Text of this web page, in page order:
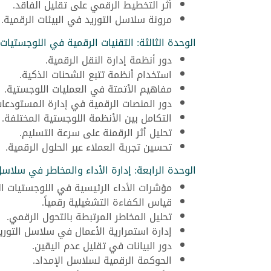
أثر التخطيط الرقمي على تقليل الفاقد.
مرونة سلاسل التوريد في البيئات الرقمية.
الوحدة الثالثة: التقنيات الرقمية في اللوجستيات
دور أنظمة إدارة النقل الرقمية.
استخدام أنظمة تتبع الشحنات الذكية.
مفاهيم الأتمتة في العمليات اللوجستية.
دور المنصات الرقمية في إدارة
التكامل بين الأنظمة اللوجستية المختلفة.
تحليل أثر الرقمنة على سرعة التسليم.
تحسين تجربة العملاء عبر الحلول الرقمية.
الوحدة الرابعة: إدارة الأداء والمخاطر في
مؤشرات الأداء الرئيسية في اللوجستيات
قياس الكفاءة التشغيلية رقمياً.
تحليل المخاطر المرتبطة بالتحول الرقمي.
إدارة استمرارية الأعمال في سلاسل
دور البيانات في تقليل عدم اليقين.
الحوكمة الرقمية لسلاسل الإمداد.